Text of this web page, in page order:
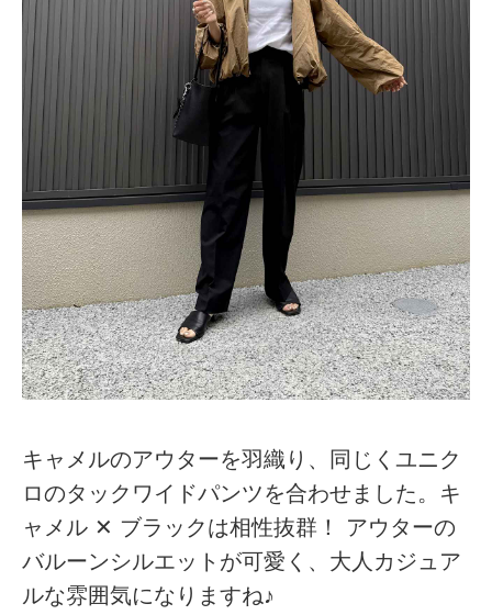
キャメルのアウターを羽織り、同じくユニク
ロのタックワイドパンツを合わせました。キ
ャメル ✕ ブラックは相性抜群！ アウターの
バルーンシルエットが可愛く、大人カジュア
ルな雰囲気になりますね♪